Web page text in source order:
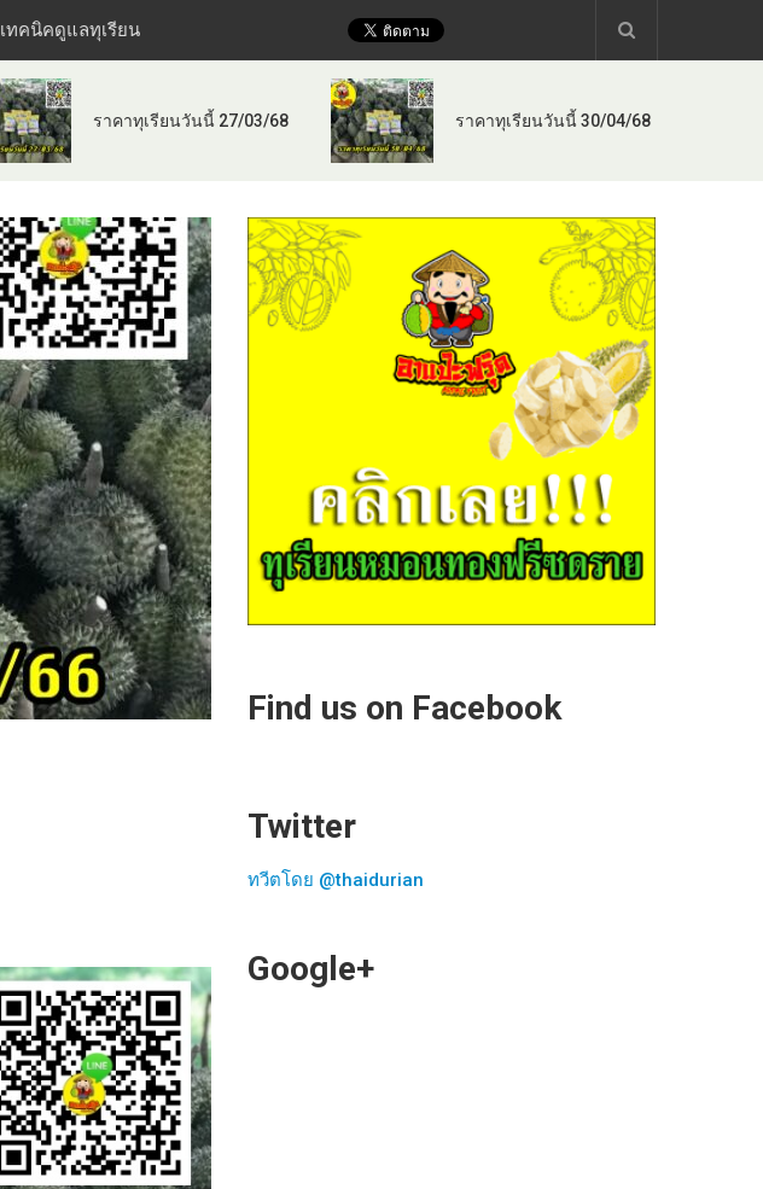
เทคนิคดูแลทุเรียน
ราคาทุเรียนวันนี้ 27/03/68 ราคาทุเรียนวันนี้ 30/04/68
Find us on Facebook
Twitter
ทวีตโดย @thaidurian
Google+